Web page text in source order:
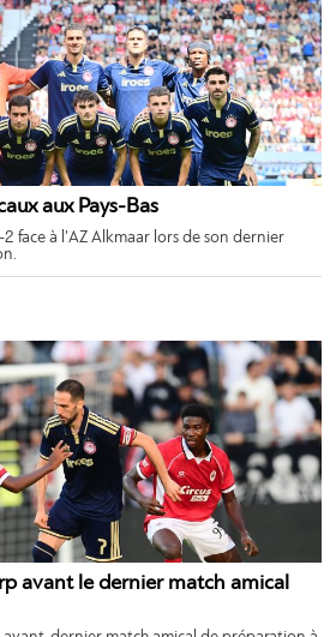
aux Pays-Bas
2 face à l’AZ Alkmaar lors de son dernier
avant le dernier match amical